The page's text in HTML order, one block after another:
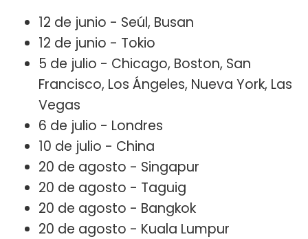
12 de junio - Seúl, Busan
12 de junio - Tokio
5 de julio - Chicago, Boston, San
Francisco, Los Ángeles, Nueva York, Las
Vegas
6 de julio - Londres
10 de julio - China
20 de agosto - Singapur
20 de agosto - Taguig
20 de agosto - Bangkok
20 de agosto - Kuala Lumpur